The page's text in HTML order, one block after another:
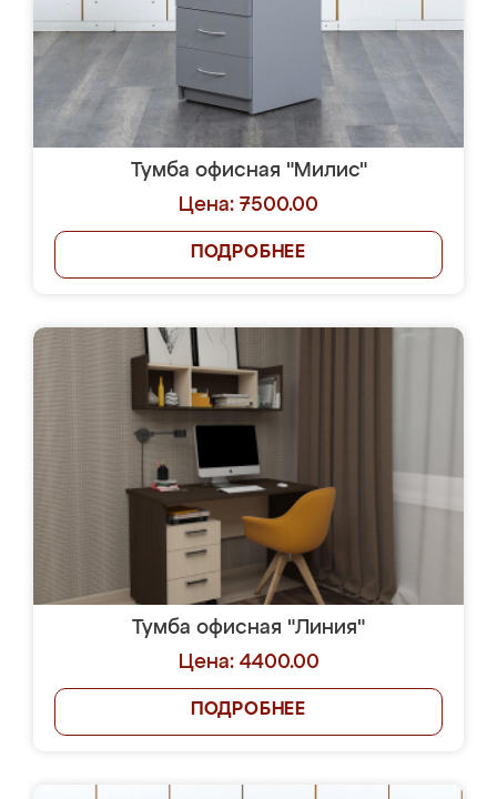
Тумба офисная "Милис"
Цена: 7500.00
ПОДРОБНЕЕ
Тумба офисная "Линия"
Цена: 4400.00
ПОДРОБНЕЕ